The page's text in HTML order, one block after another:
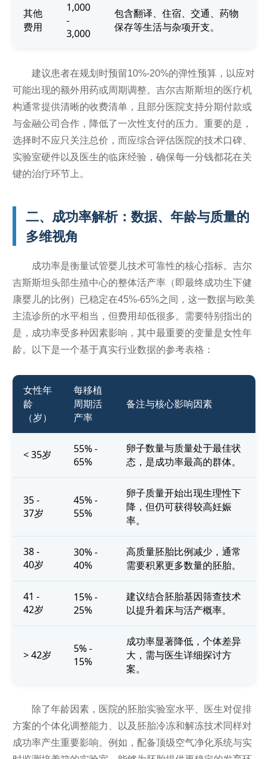
其他
费用
1,000
-
3,000
包含翻译、住宿、交通、药物
保存等生活与杂项开支。
建议患者在规划时预留10%-20%的弹性预算，以应对
可能出现的额外用药或周期调整。吉尔吉斯斯坦的医疗机
构通常提供清晰的收费清单，且部分医院支持分期付款或
与金融公司合作，降低了一次性支付的压力。重要的是，
选择时不应只关注总价，而应综合评估医院的技术口碑、
实验室硬件以及医生的临床经验，确保每一分钱都花在关
键的治疗环节上。
二、成功率解析：数据、年龄与质量的
多维视角
成功率是衡量试管婴儿技术可靠性的核心指标。吉尔
吉斯斯坦头部生殖中心的整体活产率（即最终成功生下健
康婴儿的比例）已稳定在45%-65%之间，这一数据与欧美
主流诊所的水平相当，但费用却低很多。需要特别指出的
是，成功率受多种因素影响，其中最重要的变量是女性年
龄。以下是一个基于真实行业数据的参考表格：
女性年
龄
（岁）
每移植
周期活
产率
备注与核心影响因素
< 35岁
55% -
65%
卵子数量与质量处于最佳状
态，是成功率最高的群体。
35 -
37岁
45% -
55%
卵子质量开始出现生理性下
降，但仍可获得较高妊娠
率。
38 -
40岁
30% -
40%
高质量胚胎比例减少，通常
需要积累更多数量的胚胎。
41 -
42岁
15% -
25%
建议结合胚胎基因筛查技术
以提升着床与活产概率。
> 42岁
5% -
15%
成功率显著降低，个体差异
大，需与医生详细探讨方
案。
除了年龄因素，医院的胚胎实验室水平、医生对促排
方案的个体化调整能力、以及胚胎冷冻和解冻技术同样对
成功率产生重要影响。例如，配备顶级空气净化系统与实